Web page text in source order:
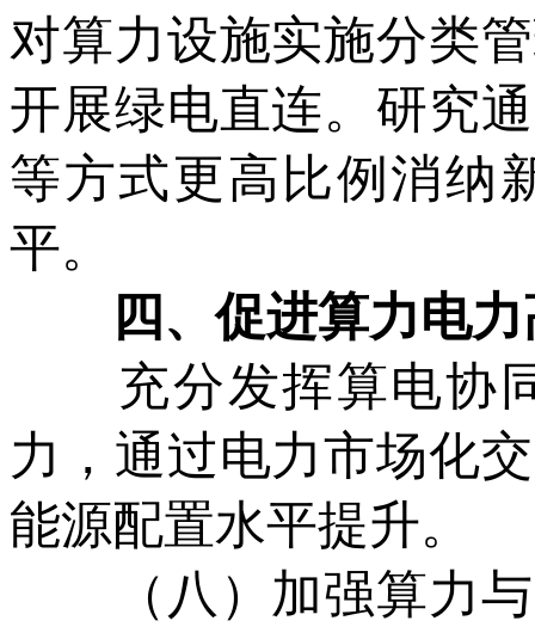
对算力设施实施分类
开展绿电直连。研究
等方式更高比例消纳
平。
四、促进算力电力
充分发挥算电协同
力，通过电力市场化
能源配置水平提升。
（八）加强算力与